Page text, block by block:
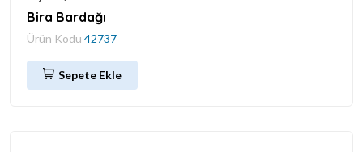
Bira Bardağı
Ürün Kodu 42737
Sepete Ekle